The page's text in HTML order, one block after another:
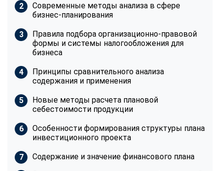
Современные методы анализа в сфере
бизнес-планирования
Правила подбора организационно-правовой
формы и системы налогообложения для
бизнеса
Принципы сравнительного анализа
содержания и применения
Новые методы расчета плановой
себестоимости продукции
Особенности формирования структуры плана
инвестиционного проекта
Содержание и значение финансового плана